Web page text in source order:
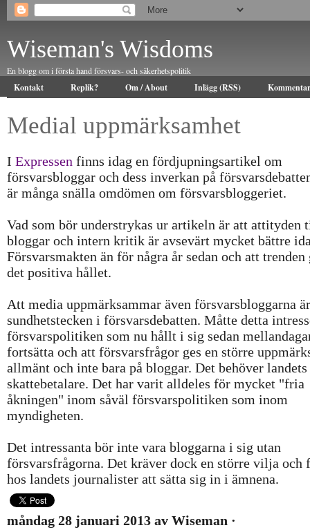
Wiseman's Wisdoms
En blogg om i första hand försvars- och säkerhetspolitik
Kontakt Replik? Om / About Inlägg (RSS)
Medial uppmärksamhet
I Expressen finns idag en fördjupningsartikel om
försvarsbloggar och dess inverkan på
är många snälla omdömen om försvarsbloggeriet.
Vad som bör understrykas ur artikeln är att attityden
bloggar och intern kritik är avsevärt mycket bättre
Försvarsmakten än för några år sedan och att trenden
det positiva hållet.
Att media uppmärksammar även försvarsbloggarna
sundhetstecken i försvarsdebatten. Måtte detta
försvarspolitiken som nu hållt i sig sedan
fortsätta och att försvarsfrågor ges en större
allmänt och inte bara på bloggar. Det behöver landets
skattebetalare. Det har varit alldeles för mycket "fria
åkningen" inom såväl försvarspolitiken som inom
myndigheten.
Det intressanta bör inte vara bloggarna i sig utan
försvarsfrågorna. Det kräver dock en större vilja och
hos landets journalister att sätta sig in i ämnena.
måndag 28 januari 2013 av Wiseman ·